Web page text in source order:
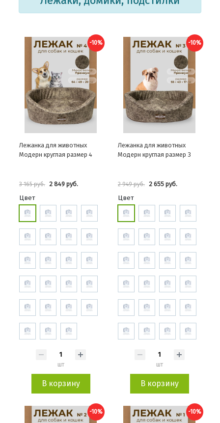
-10%
Лежанка для животных
Модерн круглая размер 4
3 165 руб. 2 849 руб.
Цвет
шт
В корзину
-10%
Лежанка для животных
Модерн круглая размер 3
2 949 руб. 2 655 руб.
Цвет
шт
В корзину
-10% -10%